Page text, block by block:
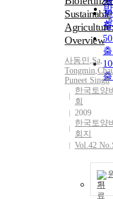
Sustainable
Overview
사동민 ,Sa,
Tongmin,
Puneet Singh
한국토양
회
2009
한국토양
회지
Vol.42
기